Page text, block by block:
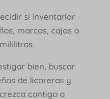
si inventariar
marcas, cajas o
bien, buscar
de licoreras y
contigo a